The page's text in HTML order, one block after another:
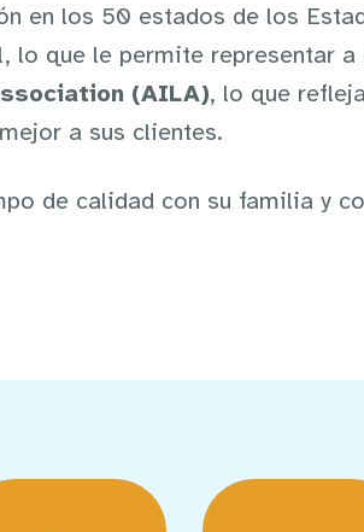
en los 50 estados de los
que le permite representar
(AILA), lo que
a sus clientes.
de calidad con su familia y